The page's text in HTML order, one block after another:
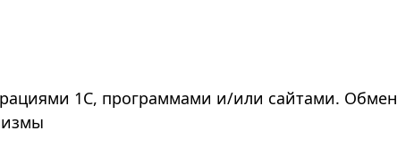
1С, программами и/или сайтами. Обмен